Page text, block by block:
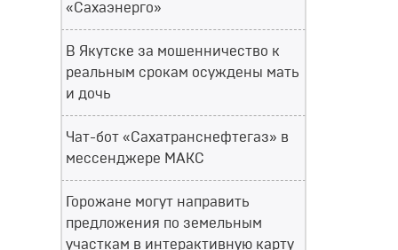
«Сахаэнерго»
В Якутске за мошенничество к
реальным срокам осуждены мать
и дочь
Чат-бот «Сахатранснефтегаз» в
мессенджере МАКС
Горожане могут направить
предложения по земельным
участкам в интерактивную карту